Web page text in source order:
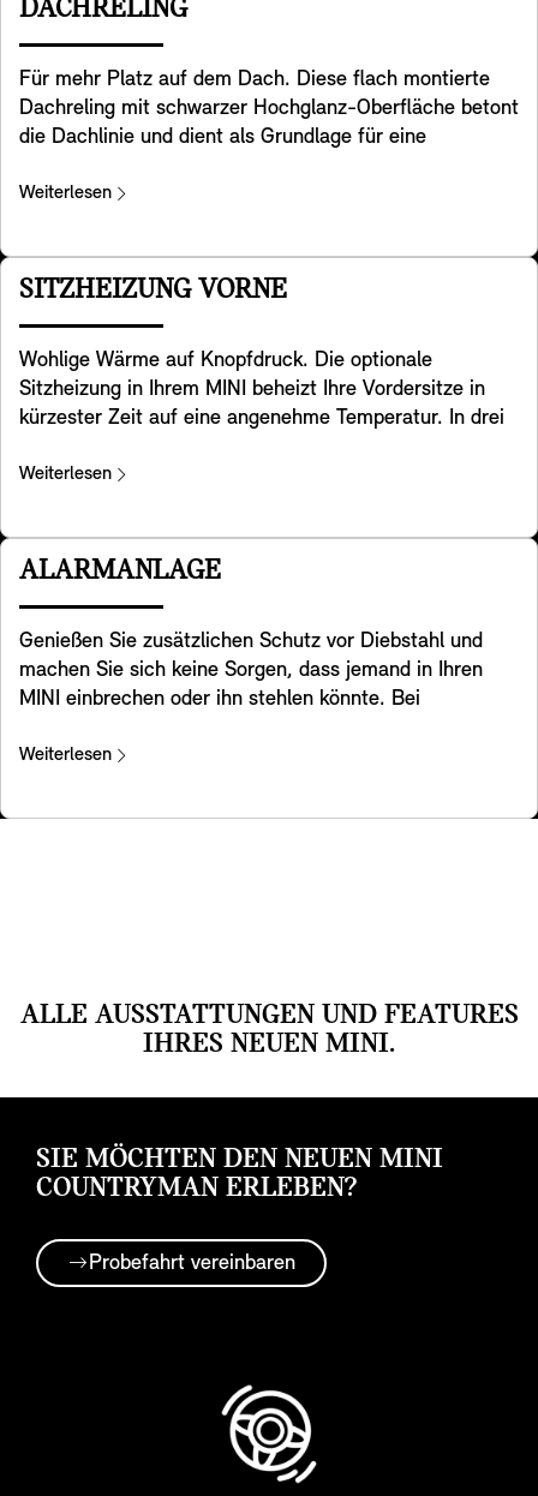
öffnen, falls die Gefahr einer Kollision mit dem von
hinten vorbeifahrenden Verkehr besteht. Bitte beachten
Sie, dass die in der Sonderausstattung enthaltenen
Systemgrenzen unterstützen. Verantwortung und
beim Fahrer. Die Verfügbarkeit von Funktionen
unterliegt den landesspezifischen Bestimmungen.
DACHRELING
Für mehr Platz auf dem Dach. Diese flach montierte
Dachreling mit schwarzer Hochglanz-Oberfläche betont
die Dachlinie und dient als Grundlage für eine
Ladeboxen, Skier oder zusätzliches Gepäck und vieles
Weiterlesen
SITZHEIZUNG VORNE
Wohlige Wärme auf Knopfdruck. Die optionale
Sitzheizung in Ihrem MINI beheizt Ihre Vordersitze in
kürzester Zeit auf eine angenehme Temperatur. In drei
Umgebungsbedingungen für entspannende Wärme. Für
Sitzfläche auch die gesamte Kontaktfläche der
Rückenlehne beheizt. Die Heizleistung lässt sich dabei
Weiterlesen
ALARMANLAGE
Genießen Sie zusätzlichen Schutz vor Diebstahl und
machen Sie sich keine Sorgen, dass jemand in Ihren
MINI einbrechen oder ihn stehlen könnte. Bei
Alarmanlage einen Warnton ab und aktiviert die
an, dass das System aktiviert wurde.
Weiterlesen
ALLE AUSSTATTUNGEN UND FEATURES
IHRES NEUEN MINI.
SIE MÖCHTEN DEN NEUEN MINI
COUNTRYMAN ERLEBEN?
Probefahrt vereinbaren